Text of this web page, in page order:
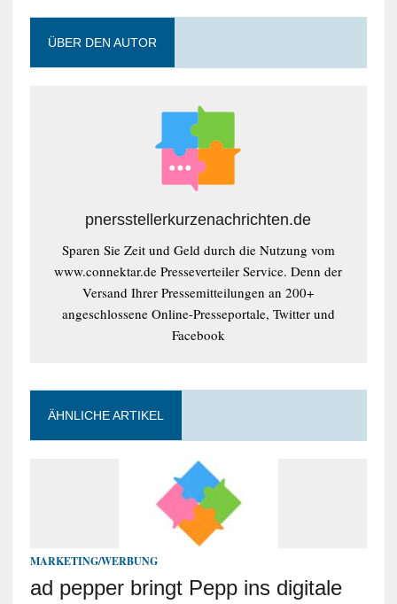
ÜBER DEN AUTOR
pnersstellerkurzenachrichten.de
Sparen Sie Zeit und Geld durch die Nutzung vom
www.connektar.de Presseverteiler Service. Denn der
Versand Ihrer Pressemitteilungen an 200+
angeschlossene Online-Presseportale, Twitter und
Facebook
ÄHNLICHE ARTIKEL
MARKETING/WERBUNG
ad pepper bringt Pepp ins digitale